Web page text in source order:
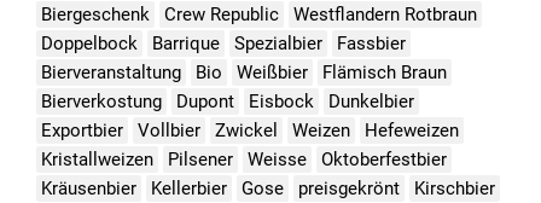
Biergeschenk
Crew Republic
Westflandern Rotbraun
Doppelbock
Barrique Spezialbier
Fassbier
Bierveranstaltung
Bio Weißbier
Flämisch Braun
Bierverkostung
Dupont Eisbock
Dunkelbier
Exportbier
Vollbier Zwickel Weizen
Hefeweizen
Kristallweizen
Pilsener Weisse
Oktoberfestbier
Kräusenbier
Kellerbier Gose preisgekrönt
Kirschbier